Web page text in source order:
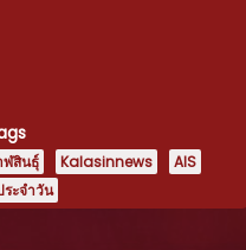
ฬสินธุ์ Kalasinnews
AIS
ะจำวัน